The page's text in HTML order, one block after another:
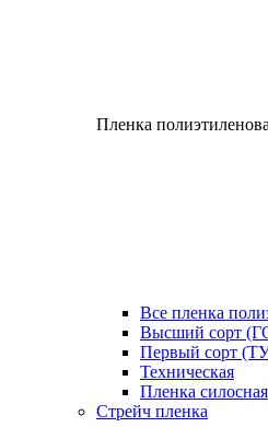
Пленка
Все пленка
Высший сорт
Первый сорт
Техническая
Пленка силосная
Стрейч пленка